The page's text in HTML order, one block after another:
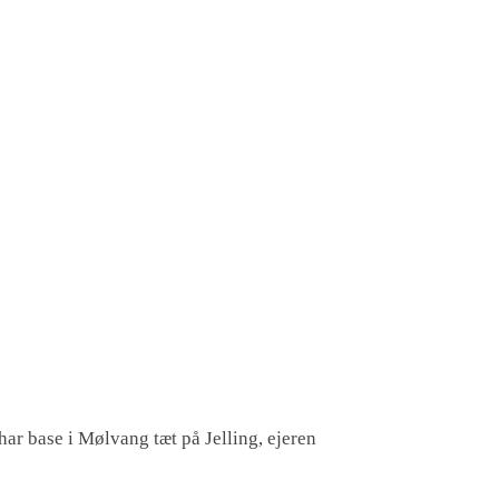
base i Mølvang tæt på Jelling, ejeren